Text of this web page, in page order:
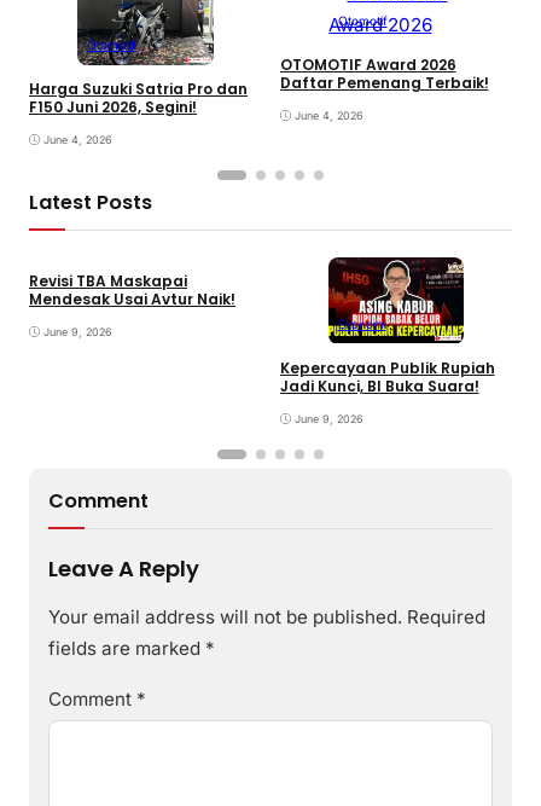
Otomotif
Harga Suzuki Satria Pro dan
F150 Juni 2026, Segini!
June 4, 2026
Otomotif
OTOMOTIF Award 2026
Daftar Pemenang Terbaik!
June 4, 2026
Latest Posts
Revisi TBA Maskapai
Mendesak Usai Avtur Naik!
June 9, 2026
Ekonomi
Kepercayaan Publik Rupiah
Jadi Kunci, BI Buka Suara!
June 9, 2026
Comment
Leave A Reply
Your email address will not be published. Required
fields are marked *
Comment *